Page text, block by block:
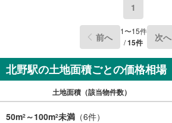
1
前へ 1〜15件
/15件 次へ
北野駅の土地面積ごとの価格相場
土地面積（該当物件数）
50m2 ～100m2未満 （6件）